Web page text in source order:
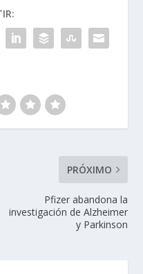
PRÓXIMO
Pfizer abandona la
investigación de Alzheimer
y Parkinson